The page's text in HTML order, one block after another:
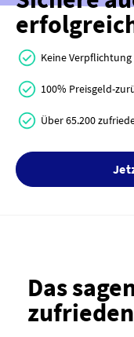
Keine
100% Preisgeld-
Über 65.200
Das